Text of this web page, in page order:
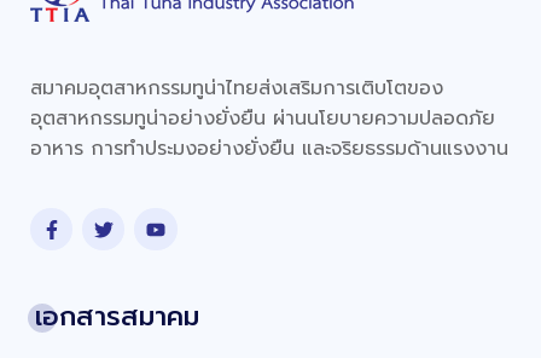
สมาคมอุตสาหกรรมทูน่าไทยส่งเสริมการเติบโตของ
อุตสาหกรรมทูน่าอย่างยั่งยืน ผ่านนโยบายความปลอดภัย
อาหาร การทำประมงอย่างยั่งยืน และจริยธรรมด้านแรงงาน
เอกสารสมาคม